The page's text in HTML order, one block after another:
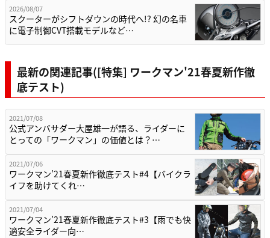
2026/08/07
スクーターがシフトダウンの時代へ!? 幻の名車
に電子制御CVT搭載モデルなど…
最新の関連記事([特集] ワークマン'21春夏新作徹
底テスト)
2021/07/08
公式アンバサダー大屋雄一が語る、ライダーに
とっての「ワークマン」の価値とは？…
2021/07/06
ワークマン’21春夏新作徹底テスト#4【バイクラ
イフを助けてくれ…
2021/07/04
ワークマン’21春夏新作徹底テスト#3【雨でも快
適安全ライダー向…